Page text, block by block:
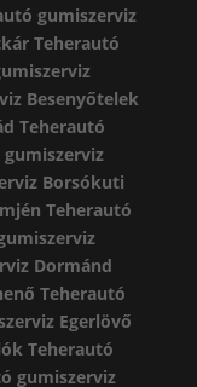
gumiszerviz
Teherautó
Besenyőtelek
Teherautó
Borsókuti
Teherautó
Dormánd
Teherautó
Egerlövő
Teherautó
gumiszerviz